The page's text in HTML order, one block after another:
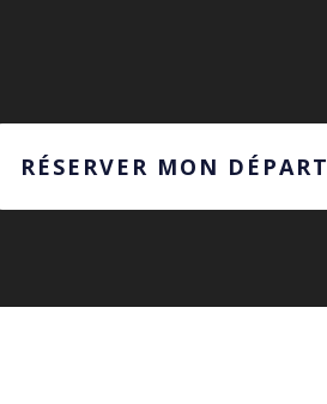
RÉSERVER MON DÉPART